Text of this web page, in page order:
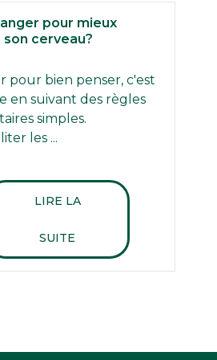
pour mieux
son cerveau?
pour bien penser, c'est
en suivant des règles
simples.
les ...
LIRE LA
SUITE